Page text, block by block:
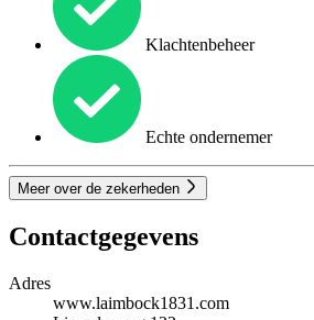
Klachtenbeheer
Echte ondernemer
Meer over de zekerheden
Contactgegevens
Adres
www.laimbock1831.com